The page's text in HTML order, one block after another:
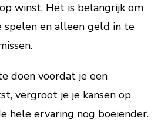
winst. Het is belangrijk om
en alleen geld in te
doen voordat je een
vergroot je je kansen op
hele ervaring nog boeiender.